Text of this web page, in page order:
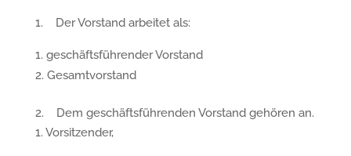
1. Der Vorstand arbeitet als:
geschäftsführender Vorstand
Gesamtvorstand
2. Dem geschäftsführenden Vorstand gehören an.
1. Vorsitzender,